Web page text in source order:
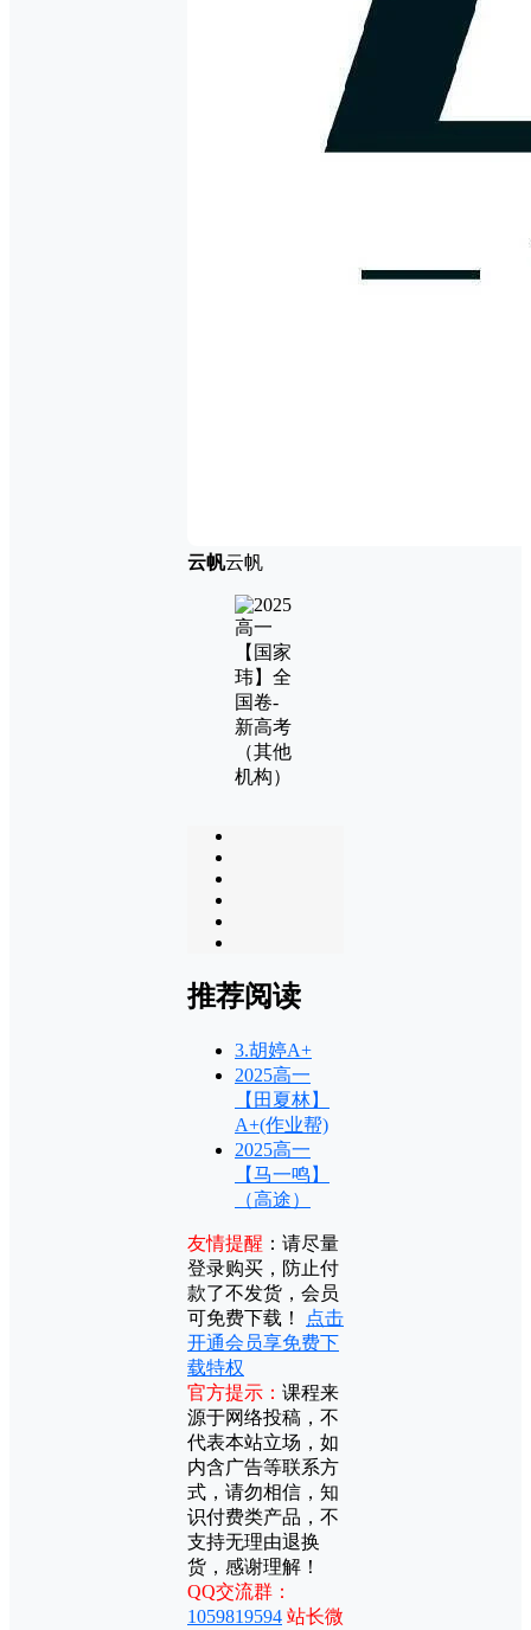
云帆云帆
推荐阅读
3.胡婷A+
2025高一
【田夏林】
A+(作业帮)
2025高一
【马一鸣】
（高途）
友情提醒 ： 请尽量
登录购买，防止付
款了不发货，会员
可免费下载！
点击
开通会员享免费下
载特权
官方提示： 课程来
源于网络投稿，不
代表本站立场，如
内含广告等联系方
式，请勿相信，知
识付费类产品，不
支持无理由退换
货，感谢理解！
QQ交流群：
1059819594 站长微